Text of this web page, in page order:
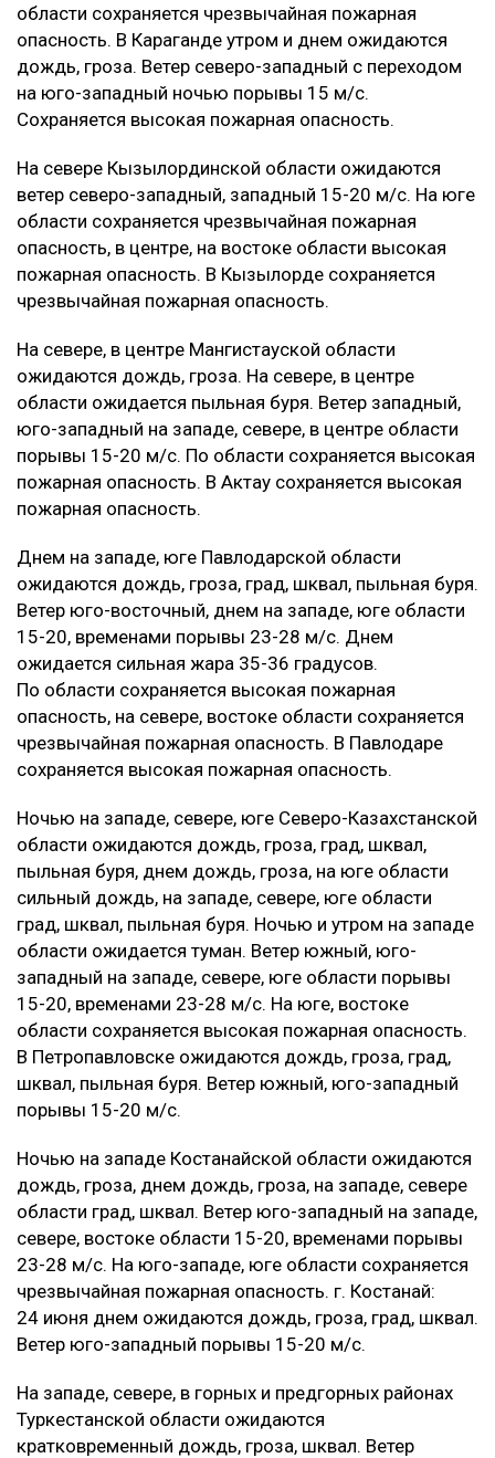
области сохраняется чрезвычайная пожарная
опасность. В Караганде утром и днем ожидаются
дождь, гроза. Ветер северо-западный с переходом
на юго-западный ночью порывы 15 м/с.
Сохраняется высокая пожарная опасность.
На севере Кызылординской области ожидаются
ветер северо-западный, западный 15-20 м/с. На юге
области сохраняется чрезвычайная пожарная
опасность, в центре, на востоке области высокая
пожарная опасность. В Кызылорде сохраняется
чрезвычайная пожарная опасность.
‎На севере, в центре Мангистауской области
ожидаются дождь, гроза. На севере, в центре
области ожидается пыльная буря. Ветер западный,
юго-западный на западе, севере, в центре области
порывы 15-20 м/с. По области сохраняется высокая
пожарная опасность. В Актау сохраняется высокая
пожарная опасность.
‎Днем на западе, юге Павлодарской области
ожидаются дождь, гроза, град, шквал, пыльная буря.
Ветер юго-восточный, днем на западе, юге области
15-20, временами порывы 23-28 м/с. Днем
ожидается сильная жара 35-36 градусов.
По области сохраняется высокая пожарная
опасность, на севере, востоке области сохраняется
чрезвычайная пожарная опасность. В Павлодаре
сохраняется высокая пожарная опасность.
‎Ночью на западе, севере, юге Северо-Казахстанской
области ожидаются дождь, гроза, град, шквал,
пыльная буря, днем дождь, гроза, на юге области
сильный дождь, на западе, севере, юге области
град, шквал, пыльная буря. Ночью и утром на западе
области ожидается туман. Ветер южный, юго-
западный на западе, севере, юге области порывы
15-20, временами 23-28 м/с. На юге, востоке
области сохраняется высокая пожарная опасность.
В Петропавловске ожидаются дождь, гроза, град,
шквал, пыльная буря. Ветер южный, юго-западный
порывы 15-20 м/с.
‎Ночью на западе Костанайской области ожидаются
дождь, гроза, днем дождь, гроза, на западе, севере
области град, шквал. Ветер юго-западный на западе,
севере, востоке области 15-20, временами порывы
23-28 м/с. На юго-западе, юге области сохраняется
чрезвычайная пожарная опасность. г. Костанай:
24 июня днем ожидаются дождь, гроза, град, шквал.
Ветер юго-западный порывы 15-20 м/с.
‎На западе, севере, в горных и предгорных районах
Туркестанской области ожидаются
кратковременный дождь, гроза, шквал. Ветер